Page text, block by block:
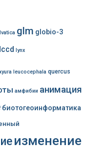
glm globio-3
lccd lynx
leucocephala quercus
амфибии анимация
биотогеоинформатика
изменение